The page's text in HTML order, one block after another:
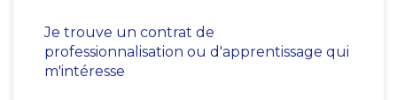
Je trouve un contrat de
professionnalisation ou d'apprentissage qui
m'intéresse